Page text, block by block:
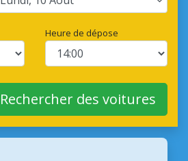
Heure de dépose
Rechercher des voitures